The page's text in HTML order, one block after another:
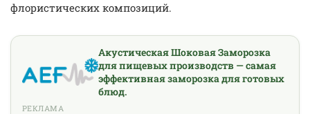
флористических композиций.
Акустическая Шоковая Заморозка
для пищевых производств — самая
эффективная заморозка для готовых
блюд.
РЕКЛАМА